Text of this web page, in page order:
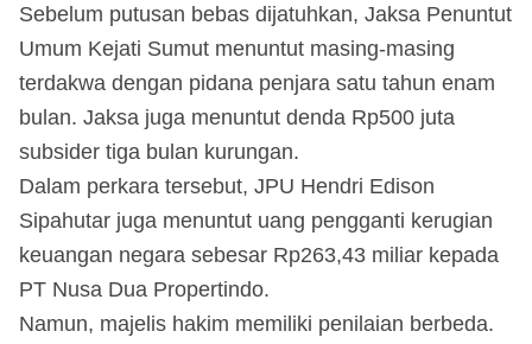
Sebelum putusan bebas dijatuhkan, Jaksa Penuntut
Umum Kejati Sumut menuntut masing-masing
terdakwa dengan pidana penjara satu tahun enam
bulan. Jaksa juga menuntut denda Rp500 juta
subsider tiga bulan kurungan.
Dalam perkara tersebut, JPU Hendri Edison
Sipahutar juga menuntut uang pengganti kerugian
keuangan negara sebesar Rp263,43 miliar kepada
PT Nusa Dua Propertindo.
Namun, majelis hakim memiliki penilaian berbeda.